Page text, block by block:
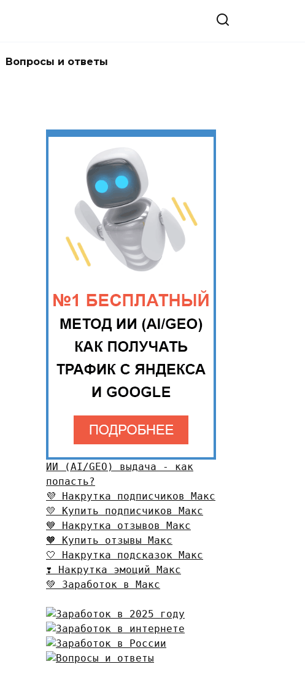
Вопросы и ответы
ИИ (AI/GEO) выдача - как
попасть?
💜 Накрутка подписчиков Макс
💛 Купить подписчиков Макс
💙 Накрутка отзывов Макс
🧡 Купить отзывы Макс
🤍 Накрутка подсказок Макс
❣️ Накрутка эмоций Макс
💚 Заработок в Макс